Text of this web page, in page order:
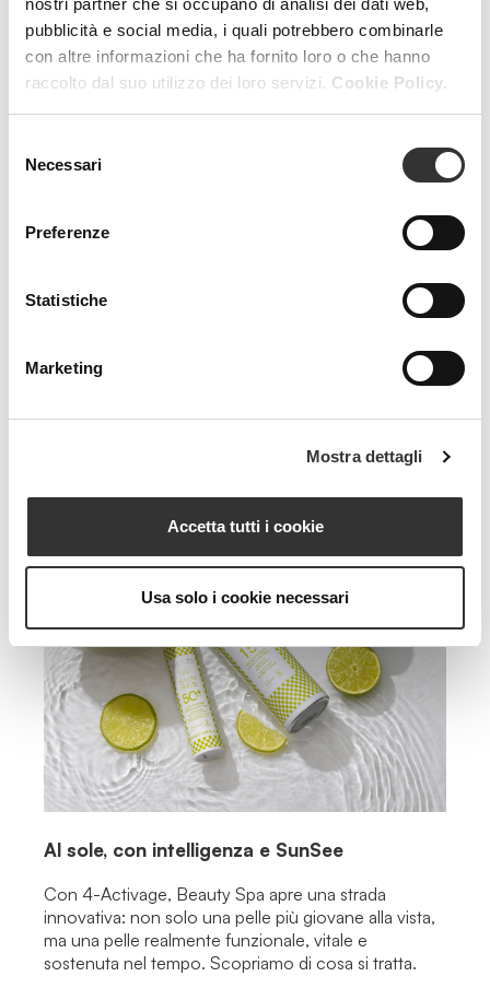
nostri partner che si occupano di analisi dei dati web,
pubblicità e social media, i quali potrebbero combinarle
con altre informazioni che ha fornito loro o che hanno
raccolto dal suo utilizzo dei loro servizi. Cookie Policy.
delNecessari
Preferenze
Statistiche
Marketing
Mostra dettagli
Accetta tutti i cookie
Usa solo i cookie necessari
Al sole, con intelligenza e SunSee
Con 4-Activage, Beauty Spa apre una strada
innovativa: non solo una pelle più giovane alla vista,
ma una pelle realmente funzionale, vitale e
sostenuta nel tempo. Scopriamo di cosa si tratta.